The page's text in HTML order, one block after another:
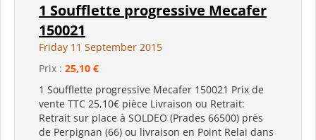
1 Soufflette progressive Mecafer
150021
Friday 11 September 2015
Prix : 25,10 €
1 Soufflette progressive Mecafer 150021 Prix de
vente TTC 25,10€ pièce Livraison ou Retrait:
Retrait sur place à SOLDEO (Prades 66500) près
de Perpignan (66) ou livraison en Point Relai dans